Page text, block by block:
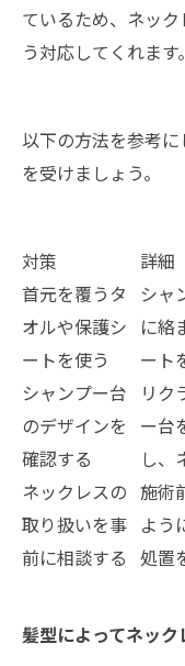
ているため、ネッ
う対応してくれます。
以下の方法を参考
を受けましょう。
対策
詳細
首元を覆うタ
オルや保護シ
ートを使う
シャ
に絡
ート
シャンプー台
のデザインを
確認する
リク
ー台
し、
ネックレスの
取り扱いを事
前に相談する
施術
よう
処置
髪型によってネッ